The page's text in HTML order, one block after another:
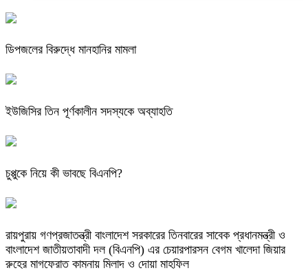
ডিপজলের বিরুদ্ধে মানহানির মামলা
ইউজিসির তিন পূর্ণকালীন সদস্যকে অব্যাহতি
চুপ্পুকে নিয়ে কী ভাবছে বিএনপি?
রায়পুরায় গণপ্রজাতন্ত্রী বাংলাদেশ সরকারের তিনবারের সাবেক প্রধানমন্ত্রী ও
বাংলাদেশ জাতীয়তাবাদী দল (বিএনপি) এর চেয়ারপারসন বেগম খালেদা জিয়ার
রুহের মাগফেরাত কামনায় মিলাদ ও দোয়া মাহফিল